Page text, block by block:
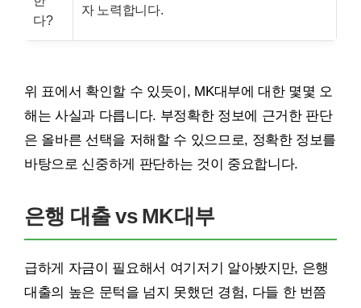
다?
자 노력합니다.
위 표에서 확인할 수 있듯이, MK대부에 대한 몇몇 오
해는 사실과 다릅니다. 부정확한 정보에 근거한 판단
은 올바른 선택을 저해할 수 있으므로, 정확한 정보를
바탕으로 신중하게 판단하는 것이 중요합니다.
은행 대출 vs MK대부
급하게 자금이 필요해서 여기저기 알아봤지만, 은행
대출의 높은 문턱을 넘지 못했던 경험, 다들 한 번쯤